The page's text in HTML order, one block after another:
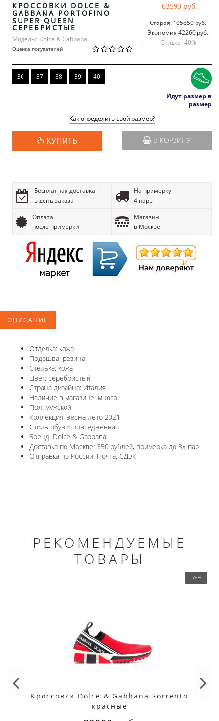
КРОССОВКИ DOLCE &
GABBANA PORTOFINO
SUPER QUEEN
СЕРЕБРИСТЫЕ
Модель:: Dolce & Gabbana
Оценка покупателей
63590 руб.
Старая:105850 руб.
Экономия 42260 руб.
Скидка -40%
36 37 38 39 40
Идут размер в
размер
Как определить свой размер?
КУПИТЬ В КОРЗИНУ
Бесплатная доставка
в день заказа
На примерку
4 пары
Оплата
после примерки
Магазин
в Москве
ОПИСАНИЕ
Отделка: кожа
Подошва: резина
Стелька: кожа
Цвет: серебристый
Страна дизайна: Италия
Наличие в магазине: много
Пол: мужской
Коллекция: весна-лето 2021
Стиль обуви: повседневная
Бренд: Dolce & Gabbana
Доставка по Москве: 350 рублей, примерка до 3х пар
Отправка по России: Почта, СДЭК
РЕКОМЕНДУЕМЫЕ
ТОВАРЫ
-76%
Кроссовки Dolce & Gabbana Sorrento
красные